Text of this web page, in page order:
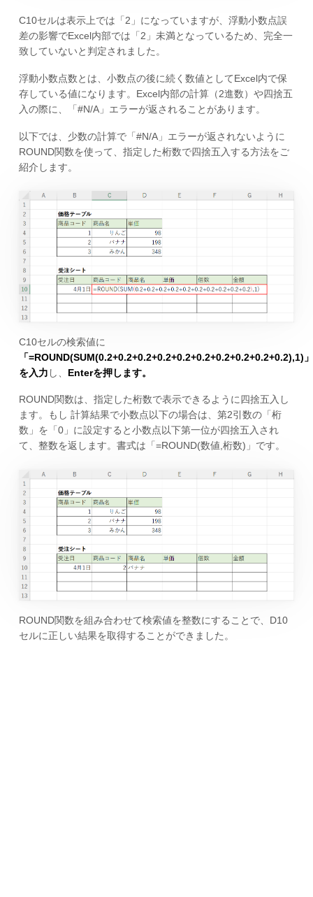
C10セルは表示上では「2」になっていますが、浮動小数点誤
差の影響でExcel内部では「2」未満となっているため、完全一
致していないと判定されました。
浮動小数点数とは、小数点の後に続く数値としてExcel内で保
存している値になります。Excel内部の計算（2進数）や四捨五
入の際に、「#N/A」エラーが返されることがあります。
以下では、少数の計算で「#N/A」エラーが返されないように
ROUND関数を使って、指定した桁数で四捨五入する方法をご
紹介します。
C10セルの検索値に
「=ROUND(SUM(0.2+0.2+0.2+0.2+0.2+0.2+0.2+0.2+0.2+0.2),1)」
を入力 し、 Enterを押します。
ROUND関数は、指定した桁数で表示できるように四捨五入し
ます。もし 計算結果で小数点以下の場合は、第2引数の「桁
数」を「0」に設定すると小数点以下第一位が四捨五入され
て、整数を返します。書式は「=ROUND(数値,桁数)」です。
ROUND関数を組み合わせて検索値を整数にすることで、D10
セルに正しい結果を取得することができました。